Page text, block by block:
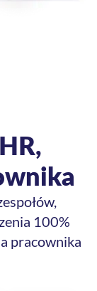
100%
pracownika